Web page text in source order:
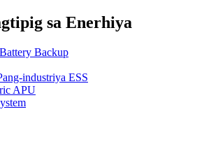
sa Enerhiya
Backup
industriya ESS
APU